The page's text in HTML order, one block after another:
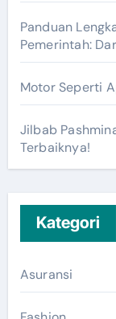
Panduan
Pemerintah:
Motor Seperti
Jilbab
Terbaiknya!
Kategori
Asuransi